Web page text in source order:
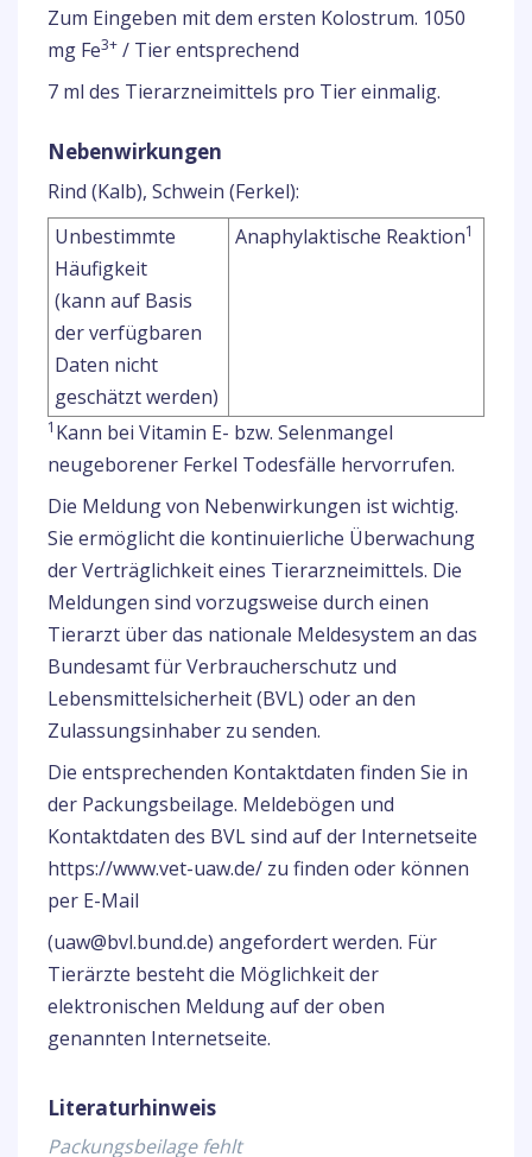
Zum Eingeben mit dem ersten Kolostrum. 1050
mg Fe3+ / Tier entsprechend
7 ml des Tierarzneimittels pro Tier einmalig.
Nebenwirkungen
Rind (Kalb), Schwein (Ferkel):
Unbestimmte
Häufigkeit
(kann auf Basis
der verfügbaren
Daten nicht
geschätzt werden)
Anaphylaktische Reaktion1
1 Kann bei Vitamin E- bzw. Selenmangel
neugeborener Ferkel Todesfälle hervorrufen.
Die Meldung von Nebenwirkungen ist wichtig.
Sie ermöglicht die kontinuierliche Überwachung
der Verträglichkeit eines Tierarzneimittels. Die
Meldungen sind vorzugsweise durch einen
Tierarzt über das nationale Meldesystem an das
Bundesamt für Verbraucherschutz und
Lebensmittelsicherheit (BVL) oder an den
Zulassungsinhaber zu senden.
Die entsprechenden Kontaktdaten finden Sie in
der Packungsbeilage. Meldebögen und
Kontaktdaten des BVL sind auf der Internetseite
https://www.vet-uaw.de/ zu finden oder können
per E-Mail
(uaw@bvl.bund.de) angefordert werden. Für
Tierärzte besteht die Möglichkeit der
elektronischen Meldung auf der oben
genannten Internetseite.
Literaturhinweis
Packungsbeilage fehlt